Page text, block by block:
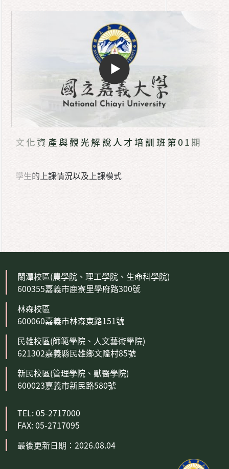
文化資產與觀光解說人才培訓班第01期
學生的上課情況以及上課模式
蘭潭校區(農學院、理工學院、生命科學院)
600355嘉義市鹿寮里學府路300號
林森校區
600060嘉義市林森東路151號
民雄校區(師範學院、人文藝術學院)
621302嘉義縣民雄鄉文隆村85號
新民校區(管理學院、獸醫學院)
600023嘉義市新民路580號
TEL: 05-2717000
FAX: 05-2717095
最後更新日期：2026.08.04